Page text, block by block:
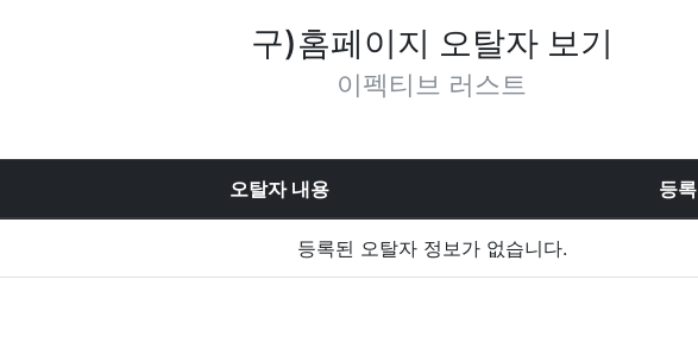
구)홈페이지 오탈자 보기
이펙티브 러스트
오탈자 내용 등
등록된 오탈자 정보가 없습니다.